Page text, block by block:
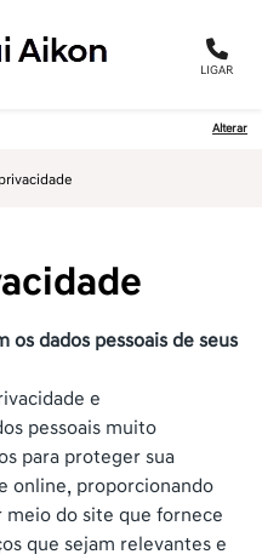
LIGAR
Alterar
os dados pessoais de seus
e
pessoais muito
para proteger sua
online, proporcionando
meio do site que fornece
que sejam relevantes e